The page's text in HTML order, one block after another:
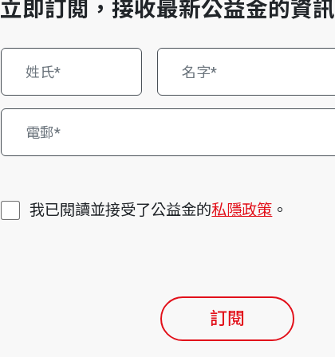
立即訂閲，接收最新公益金的資訊
我已閱讀並接受了公益金的私隱政策 。
訂閱